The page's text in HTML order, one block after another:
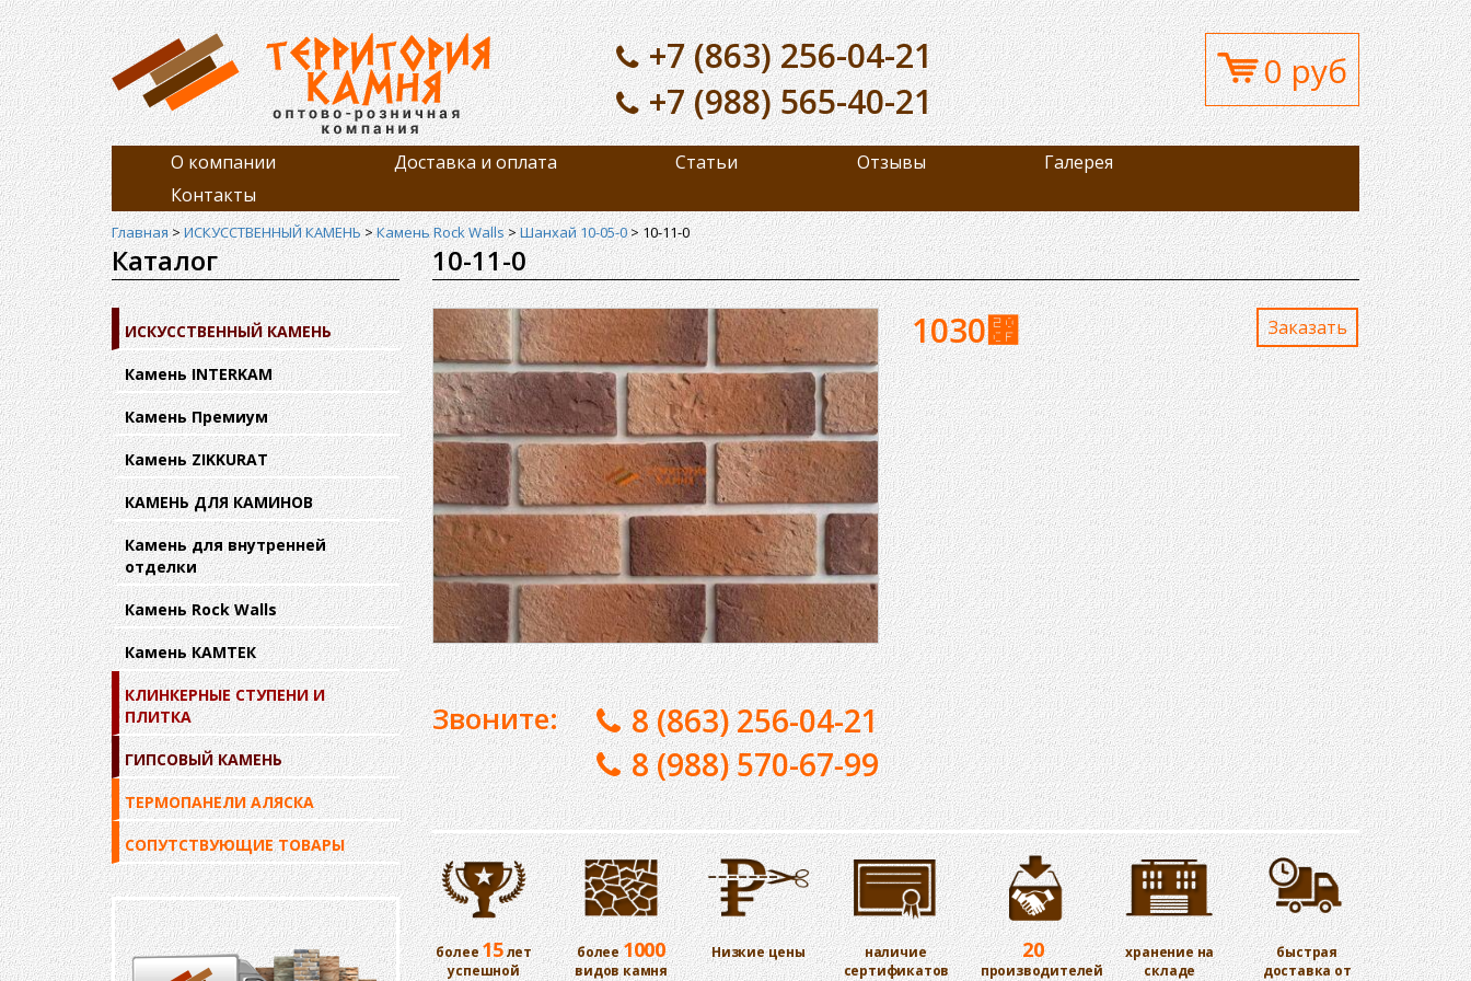
+7 (863) 256-04-21
+7 (988) 565-40-21
0 руб
О компании Доставка и оплата Статьи Отзывы
Галерея
Контакты
Главная>ИСКУССТВЕННЫЙ КАМЕНЬ>Камень Rock Walls>Шанхай 10-05-0>10-11-0
Каталог
ИСКУССТВЕННЫЙ КАМЕНЬ
Камень INTERKAM
Камень Премиум
Камень ZIKKURAT
КАМЕНЬ ДЛЯ КАМИНОВ
Камень для внутренней
отделки
Камень Rock Walls
Камень КАМТЕК
КЛИНКЕРНЫЕ СТУПЕНИ И
ПЛИТКА
ГИПСОВЫЙ КАМЕНЬ
ТЕРМОПАНЕЛИ АЛЯСКА
СОПУТСТВУЮЩИЕ ТОВАРЫ
10-11-0
Звоните:
8 (863) 256-04-21
8 (988) 570-67-99
1030⃏ Заказaть
более15лет
успешной
более1000
видов камня
Низкие цены
наличие
сертификатов
20
производителей
хранение на
складе
быстрая
доставка от